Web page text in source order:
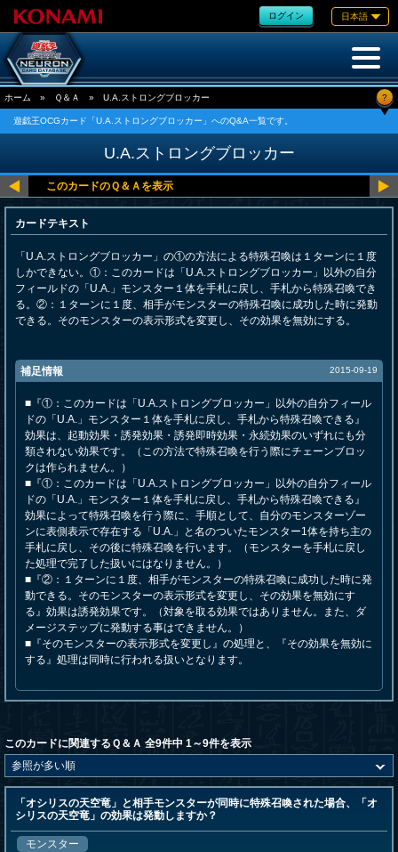
ログイン 日本語
ホーム » Ｑ＆Ａ » U.A.ストロングブロッカー ?
遊戯王OCGカード「U.A.ストロングブロッカー」へのQ&A一覧です。
U.A.ストロングブロッカー
カードテキスト
「U.A.ストロングブロッカー」の①の方法による特殊召喚は１ターンに１度
しかできない。①：このカードは「U.A.ストロングブロッカー」以外の自分
フィールドの「U.A.」モンスター１体を手札に戻し、手札から特殊召喚でき
る。②：１ターンに１度、相手がモンスターの特殊召喚に成功した時に発動
できる。そのモンスターの表示形式を変更し、その効果を無効にする。
補足情報 2015-09-19
■『①：このカードは「U.A.ストロングブロッカー」以外の自分フィール
ドの「U.A.」モンスター１体を手札に戻し、手札から特殊召喚できる』
効果は、起動効果・誘発効果・誘発即時効果・永続効果のいずれにも分
類されない効果です。（この方法で特殊召喚を行う際にチェーンブロッ
クは作られません。）
■『①：このカードは「U.A.ストロングブロッカー」以外の自分フィール
ドの「U.A.」モンスター１体を手札に戻し、手札から特殊召喚できる』
効果によって特殊召喚を行う際に、手順として、自分のモンスターゾー
ンに表側表示で存在する「U.A.」と名のついたモンスター1体を持ち主の
手札に戻し、その後に特殊召喚を行います。（モンスターを手札に戻し
た処理で完了した扱いにはなりません。）
■『②：１ターンに１度、相手がモンスターの特殊召喚に成功した時に発
動できる。そのモンスターの表示形式を変更し、その効果を無効にす
る』効果は誘発効果です。（対象を取る効果ではありません。また、ダ
メージステップに発動する事はできません。）
■『そのモンスターの表示形式を変更し』の処理と、『その効果を無効に
する』処理は同時に行われる扱いとなります。
このカードに関連するＱ＆Ａ 全9件中 1～9件を表示
「オシリスの天空竜」と相手モンスターが同時に特殊召喚された場合、「オ
シリスの天空竜」の効果は発動しますか？
モンスター